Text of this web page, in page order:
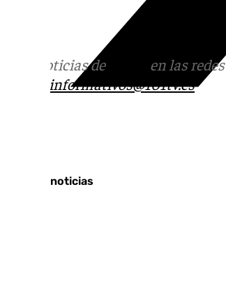
Más noticias de en las
informativos@101tv.es
Últimas noticias